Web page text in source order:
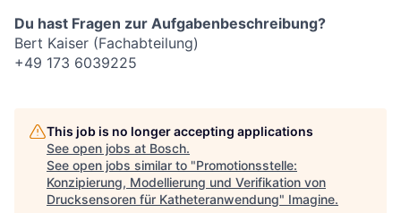
Du hast Fragen zur Aufgabenbeschreibung?
Bert Kaiser (Fachabteilung)
+49 173 6039225
This job is no longer accepting applications
See open jobs at Bosch.
See open jobs similar to "Promotionsstelle:
Konzipierung, Modellierung und Verifikation von
Drucksensoren für Katheteranwendung" Imagine.